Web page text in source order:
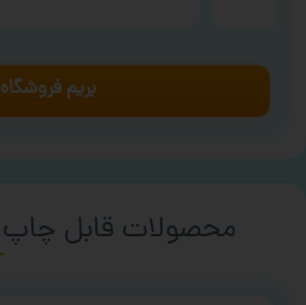
بریم فروشگاه
محصولات قابل چاپ